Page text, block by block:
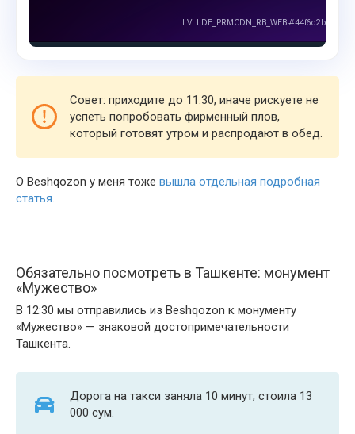
Совет: приходите до 11:30, иначе рискуете не
успеть попробовать фирменный плов,
который готовят утром и распродают в обед.
О Beshqozon у меня тоже вышла отдельная подробная
статья.
Обязательно посмотреть в Ташкенте: монумент
«Мужество»
В 12:30 мы отправились из Beshqozon к монументу
«Мужество» — знаковой достопримечательности
Ташкента.
Дорога на такси заняла 10 минут, стоила 13
000 сум.